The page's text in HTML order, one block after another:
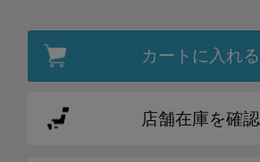
カートに入れる
店舗在庫を確認